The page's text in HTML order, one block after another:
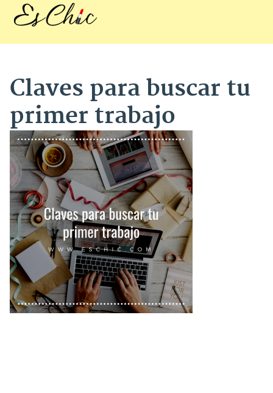
Claves para buscar tu
primer trabajo